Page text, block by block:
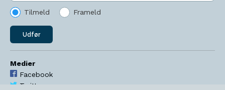
Tilmeld Frameld
Udfør
Medier
Facebook
Twitter